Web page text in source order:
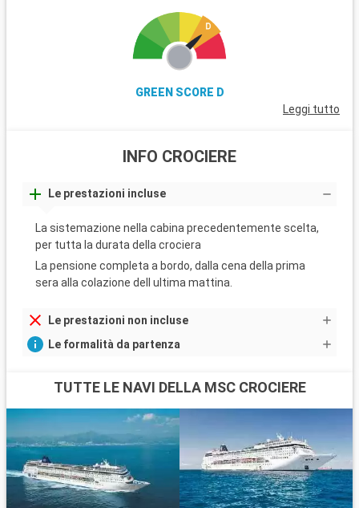
GREEN SCORE D
Leggi tutto
INFO CROCIERE
Le prestazioni incluse
La sistemazione nella cabina precedentemente scelta,
per tutta la durata della crociera
La pensione completa a bordo, dalla cena della prima
sera alla colazione dell ultima mattina.
Le prestazioni non incluse
Le formalità da partenza
TUTTE LE NAVI DELLA MSC CROCIERE